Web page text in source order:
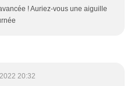
! Auriez-vous une aiguille
20:32